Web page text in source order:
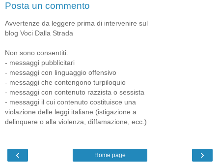
Posta un commento
Avvertenze da leggere prima di intervenire sul
blog Voci Dalla Strada
Non sono consentiti:
- messaggi pubblicitari
- messaggi con linguaggio offensivo
- messaggi che contengono turpiloquio
- messaggi con contenuto razzista o sessista
- messaggi il cui contenuto costituisce una
violazione delle leggi italiane (istigazione a
delinquere o alla violenza, diffamazione, ecc.)
‹ ›
Home page